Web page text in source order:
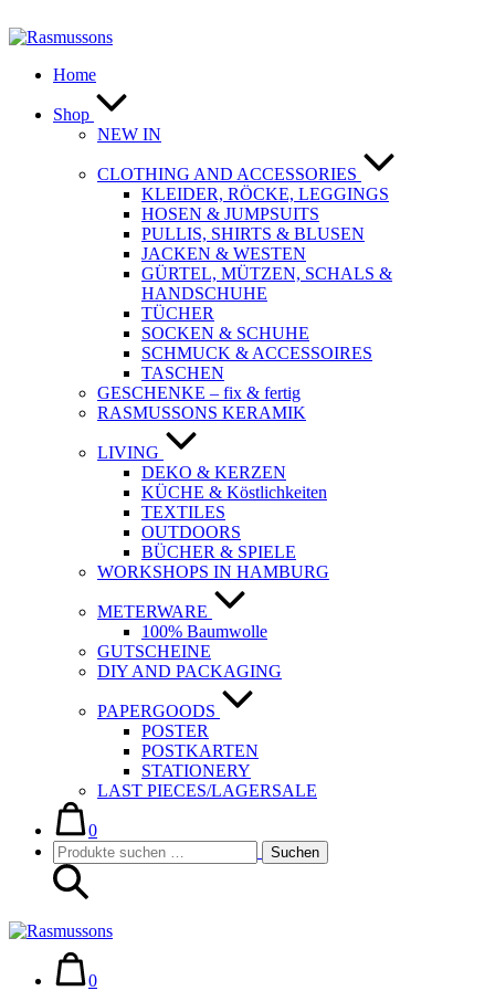
Inhalt
Home
Shop
NEW IN
CLOTHING AND ACCESSORIES
KLEIDER, RÖCKE, LEGGINGS
HOSEN & JUMPSUITS
PULLIS, SHIRTS & BLUSEN
JACKEN & WESTEN
GÜRTEL, MÜTZEN, SCHALS &
HANDSCHUHE
TÜCHER
SOCKEN & SCHUHE
SCHMUCK & ACCESSOIRES
TASCHEN
GESCHENKE – fix & fertig
RASMUSSONS KERAMIK
LIVING
DEKO & KERZEN
KÜCHE & Köstlichkeiten
TEXTILES
OUTDOORS
BÜCHER & SPIELE
WORKSHOPS IN HAMBURG
METERWARE
100% Baumwolle
GUTSCHEINE
DIY AND PACKAGING
PAPERGOODS
POSTER
POSTKARTEN
STATIONERY
LAST PIECES/LAGERSALE
Warenkorb
0im
Warenkorb
Suche-
Schalter
Suchen
nach:
Suchen
Warenkorb
0im